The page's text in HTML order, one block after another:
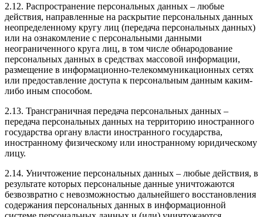
2.12. Распространение персональных данных – любые
действия, направленные на раскрытие персональных данных
неопределенному кругу лиц (передача персональных данных)
или на ознакомление с персональными данными
неограниченного круга лиц, в том числе обнародование
персональных данных в средствах массовой информации,
размещение в информационно-телекоммуникационных сетях
или предоставление доступа к персональным данным каким-
либо иным способом.
2.13. Трансграничная передача персональных данных –
передача персональных данных на территорию иностранного
государства органу власти иностранного государства,
иностранному физическому или иностранному юридическому
лицу.
2.14. Уничтожение персональных данных – любые действия, в
результате которых персональные данные уничтожаются
безвозвратно с невозможностью дальнейшего восстановления
содержания персональных данных в информационной